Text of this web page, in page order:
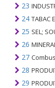
23 INDUSTRIES
24 TABAC
25 SEL;
26
27 Combustibles
28 PRODUITS CHIMIQUES
29